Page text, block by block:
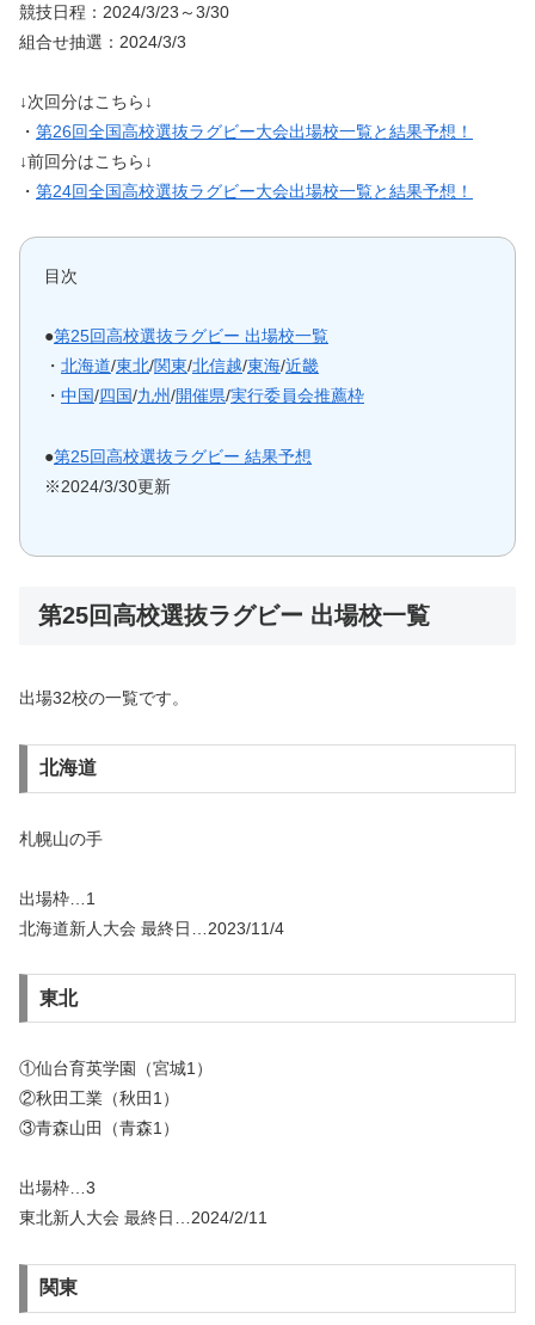
競技日程：2024/3/23～3/30
組合せ抽選：2024/3/3
↓次回分はこちら↓
・ 第26回全国高校選抜ラグビー大会出場校一覧と結果予想！
↓前回分はこちら↓
・ 第24回全国高校選抜ラグビー大会出場校一覧と結果予想！
目次
●第25回高校選抜ラグビー 出場校一覧
・ 北海道/東北/関東/北信越/東海/近畿
・ 中国/四国/九州/開催県/実行委員会推薦枠
●第25回高校選抜ラグビー 結果予想
※2024/3/30更新
第25回高校選抜ラグビー 出場校一覧
出場32校の一覧です。
北海道
札幌山の手
出場枠…1
北海道新人大会 最終日…2023/11/4
東北
①仙台育英学園（宮城1）
②秋田工業（秋田1）
③青森山田（青森1）
出場枠…3
東北新人大会 最終日…2024/2/11
関東